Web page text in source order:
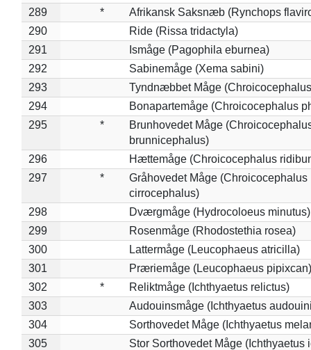
289
*
Afrikansk Saksnæb (Rynchops
290
Ride (Rissa tridactyla)
291
Ismåge (Pagophila eburnea)
292
Sabinemåge (Xema sabini)
293
Tyndnæbbet Måge
294
Bonapartemåge (Chroicocephalus
295
*
Brunhovedet Måge
brunnicephalus)
296
Hættemåge (Chroicocephalus
297
*
Gråhovedet Måge (Chroicocephalus
cirrocephalus)
298
Dværgmåge (Hydrocoloeus minutus)
299
Rosenmåge (Rhodostethia rosea)
300
Lattermåge (Leucophaeus atricilla)
301
Præriemåge (Leucophaeus pipixcan)
302
*
Reliktmåge (Ichthyaetus relictus)
303
Audouinsmåge (Ichthyaetus
304
Sorthovedet Måge (Ichthyaetus
305
Stor Sorthovedet Måge (Ichthyaetus